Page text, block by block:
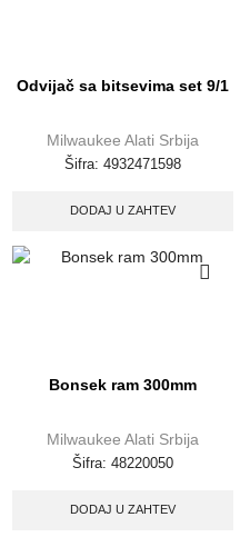
Odvijač sa bitsevima set 9/1
Milwaukee Alati Srbija
Šifra: 4932471598
DODAJ U ZAHTEV
Bonsek ram 300mm
Milwaukee Alati Srbija
Šifra: 48220050
DODAJ U ZAHTEV